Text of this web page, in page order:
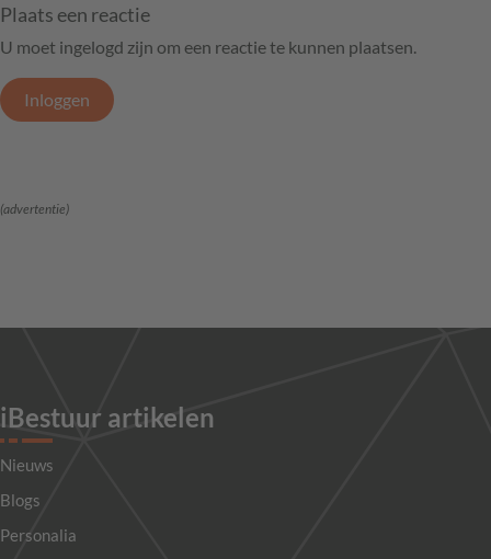
Plaats een reactie
U moet ingelogd zijn om een reactie te kunnen plaatsen.
Inloggen
(advertentie)
iBestuur artikelen
Nieuws
Blogs
Personalia